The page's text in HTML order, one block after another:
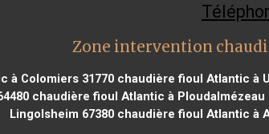
Zone intervention
à Colomiers 31770chaudière fioul Atlantic à
chaudière fioul Atlantic à Ploudalmézeau
Lingolsheim 67380 chaudière fioul Atlantic à